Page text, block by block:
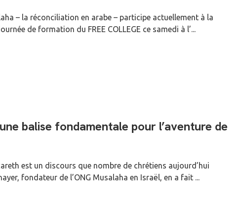
– la réconciliation en arabe – participe actuellement à la
de formation du FREE COLLEGE ce samedi à l’...
balise fondamentale pour l’aventure de
est un discours que nombre de chrétiens aujourd’hui
fondateur de l’ONG Musalaha en Israël, en a fait ...